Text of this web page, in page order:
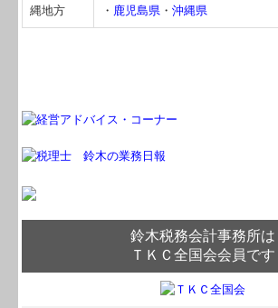
経営改善オンデマンド講座
鈴木税務会計事務所は
ＴＫＣ全国会会員です
縄地方
・ 鹿児島県 ・沖縄県